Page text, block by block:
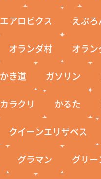
エアロビクス えぷろ
オランダ村 オラン
かき道 ガソリン
カラクリ かるた
クイーンエリザベス
グラマン グリー